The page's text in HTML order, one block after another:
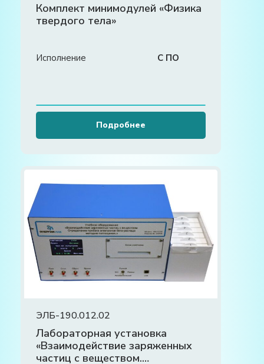
Комплект минимодулей «Физика
твердого тела»
Исполнение С ПО
Подробнее
ЭЛБ-190.012.02
Лабораторная установка
«Взаимодействие заряженных
частиц с веществом.